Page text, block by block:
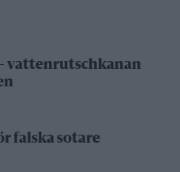
vattenrutschkanan
falska sotare